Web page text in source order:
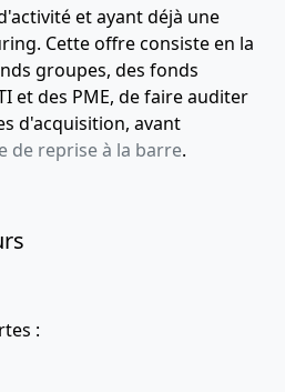
des fondateurs
relatifs à
et à
des apports
des fondateurs
relatifs à
relatifs à
et à
des apports
et ayant déjà une
Cette offre consiste en la
groupes, des fonds
et des PME, de faire auditer
d'acquisition, avant
de reprise à la barre.
: